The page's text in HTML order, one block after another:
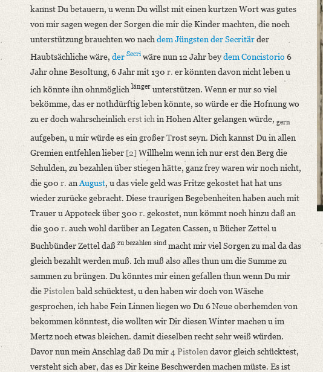
Editors
Bamberg, Claudia
kannst Du betauern, u wenn Du willst mit einen kurtzen Wort was gutes
von mir sagen wegen der Sorgen die mir die Kinder machten, die noch
unterstützung brauchten wo nach dem Jüngstender Secritärder
Haubtsächliche wäre, der Secri wäre nun 12 Jahr beydem Concistorio 6
Jahr ohne Besoltung, 6 Jahr mit 130 r. er könnten davon nicht leben u
ich könnte ihn ohnmöglich länger unterstützen. Wenn er nur so viel
bekömme, das er nothdürftig leben könnte, so würde er die Hofnung wo
zu er doch wahrscheinlich erst ich in Hohen Alter gelangen würde, gern
aufgeben, u mir würde es ein großerTrost seyn. Dich kannst Du in allen
Gremien entfehlen lieber[2] Willhelm wenn ich nur erst den Berg die
Schulden, zu bezahlen über stiegen hätte, ganz frey waren wir noch nicht,
die 500 r. anAugust, u das viele geld was Fritze gekostet hat hat uns
wieder zurücke gebracht. Diese traurigen Begebenheiten haben auch mit
Trauer u Appoteck über 300 r. gekostet, nun kömmt noch hinzu daß an
die 300 r. auch wohl darüber an Legaten Cassen, u Bücher Zettel u
Buchbünder Zettel daßzu bezahlen sindmacht mir viel Sorgen zu mal da das
gleich bezahlt werden muß. Ich muß also alles thun um die Summe zu
sammen zu brüngen. Du könntes mir einen gefallen thun wenn Du mir
diePistolenbald schücktest, u den haben wir doch von Wäsche
gesprochen, ich habe Fein Linnen liegen wo Du 6 Neue oberhemden von
bekommen könntest, die wollten wir Dir diesen Winter machen u im
Mertz noch etwas bleichen. damit dieselben recht sehr weiß würden.
Davor nun mein Anschlag daß Du mir 4 Pistolen davor gleich schücktest,
versteht sich aber, das es Dir keine Beschwerden machen müste. Es ist